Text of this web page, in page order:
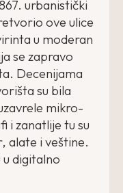
urbanistički
ove ulice
u moderan
se zapravo
Decenijama
su bila
mikro-
i zanatlije tu su
alate i veštine.
digitalno